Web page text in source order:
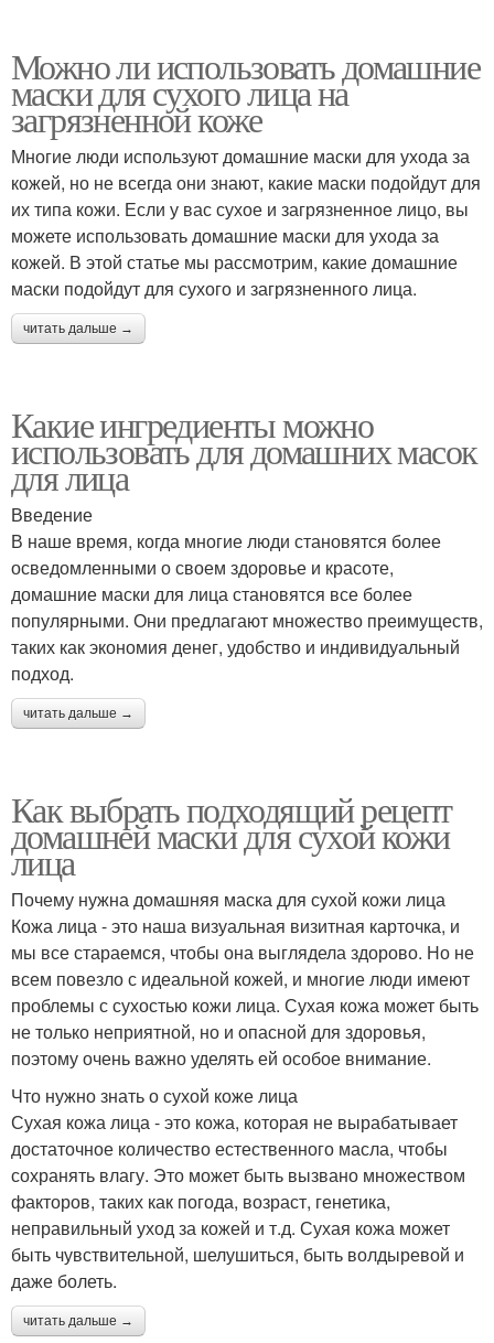
Можно ли использовать домашние
маски для сухого лица на
загрязненной коже
Многие люди используют домашние маски для ухода за
кожей, но не всегда они знают, какие маски подойдут для
их типа кожи. Если у вас сухое и загрязненное лицо, вы
можете использовать домашние маски для ухода за
кожей. В этой статье мы рассмотрим, какие домашние
маски подойдут для сухого и загрязненного лица.
читать дальше →
Какие ингредиенты можно
использовать для домашних масок
для лица
Введение
В наше время, когда многие люди становятся более
осведомленными о своем здоровье и красоте,
домашние маски для лица становятся все более
популярными. Они предлагают множество преимуществ,
таких как экономия денег, удобство и индивидуальный
подход.
читать дальше →
Как выбрать подходящий рецепт
домашней маски для сухой кожи
лица
Почему нужна домашняя маска для сухой кожи лица
Кожа лица - это наша визуальная визитная карточка, и
мы все стараемся, чтобы она выглядела здорово. Но не
всем повезло с идеальной кожей, и многие люди имеют
проблемы с сухостью кожи лица. Сухая кожа может быть
не только неприятной, но и опасной для здоровья,
поэтому очень важно уделять ей особое внимание.
Что нужно знать о сухой коже лица
Сухая кожа лица - это кожа, которая не вырабатывает
достаточное количество естественного масла, чтобы
сохранять влагу. Это может быть вызвано множеством
факторов, таких как погода, возраст, генетика,
неправильный уход за кожей и т.д. Сухая кожа может
быть чувствительной, шелушиться, быть волдыревой и
даже болеть.
читать дальше →